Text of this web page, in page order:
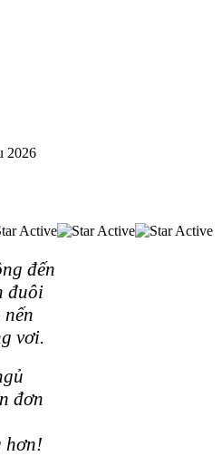
2026
đến
đuôi
vơi.
đơn
hơn!